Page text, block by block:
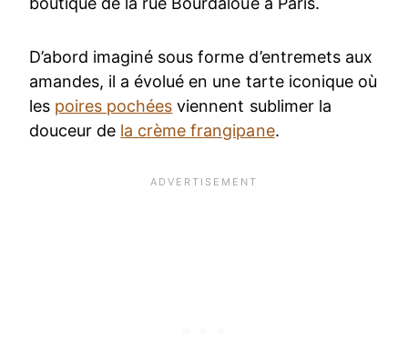
D’abord imaginé sous forme d’entremets aux
amandes, il a évolué en une tarte iconique où
les poires pochées viennent sublimer la
douceur de la crème frangipane.